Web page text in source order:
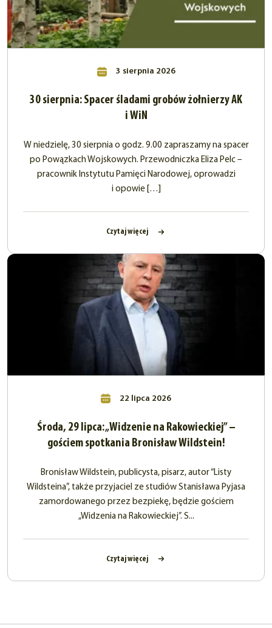
3 sierpnia 2026
30 sierpnia: Spacer śladami grobów żołnierzy AK
i WiN
W niedzielę, 30 sierpnia o godz. 9.00 zapraszamy na spacer
po Powązkach Wojskowych. Przewodniczka Eliza Pelc –
pracownik Instytutu Pamięci Narodowej, oprowadzi
i opowie […]
Czytaj więcej
22 lipca 2026
Środa, 29 lipca: „Widzenie na Rakowieckiej” –
gościem spotkania Bronisław Wildstein!
Bronisław Wildstein, publicysta, pisarz, autor “Listy
Wildsteina”, także przyjaciel ze studiów Stanisława Pyjasa
zamordowanego przez bezpiekę, będzie gościem
„Widzenia na Rakowieckiej”. S...
Czytaj więcej